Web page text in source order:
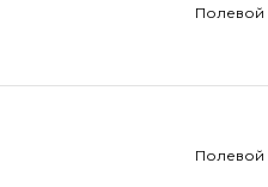
Полевой
Полевой